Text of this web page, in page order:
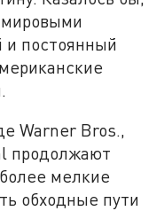
и постоянный
Warner Bros.,
продолжают
мелкие
обходные пути